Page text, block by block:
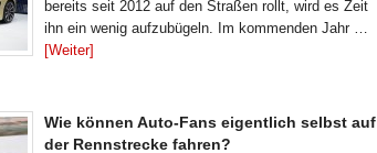
bereits seit 2012 auf den Straßen rollt, wird es Zeit
ihn ein wenig aufzubügeln. Im kommenden Jahr …
[Weiter]
Wie können Auto-Fans eigentlich selbst auf
der Rennstrecke fahren?